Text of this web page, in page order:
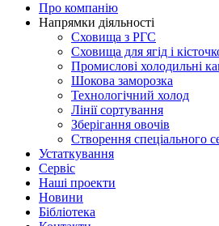
Про компанію
Напрямки діяльності
Сховища з РГС
Сховища для ягід і
Промислові холодильні
Шокова заморозка
Технологічний холод
Лінії сортування
Зберігання овочів
Створення спеціального
Устаткування
Сервіс
Наші проекти
Новини
Бібліотека